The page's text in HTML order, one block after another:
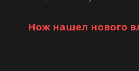
Нож нашел нового